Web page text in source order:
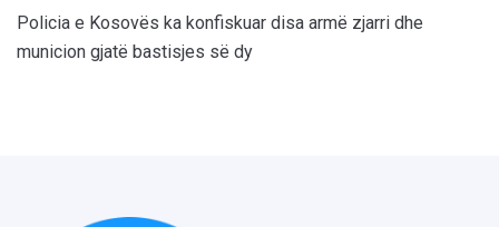
Policia e Kosovës ka konfiskuar disa armë zjarri dhe
municion gjatë bastisjes së dy